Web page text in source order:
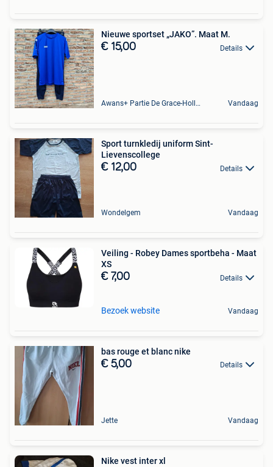
Nieuwe sportset „JAKO”. Maat M.
€ 15,00 Details
Awans+ Partie De Grace-Hollogne Vandaag
Sport turnkledij uniform Sint-
Lievenscollege
€ 12,00 Details
Wondelgem Vandaag
Veiling - Robey Dames sportbeha - Maat
XS
€ 7,00 Details
Bezoek website Vandaag
bas rouge et blanc nike
€ 5,00 Details
Jette Vandaag
Nike vest inter xl